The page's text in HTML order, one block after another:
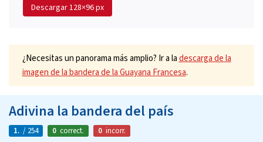
Descargar128×96 px
¿Necesitas un panorama más amplio? Ir a ladescarga de la
imagen de la bandera de la Guayana Francesa.
Adivina la bandera del país
1. / 254 0 correct. 0 incorr.